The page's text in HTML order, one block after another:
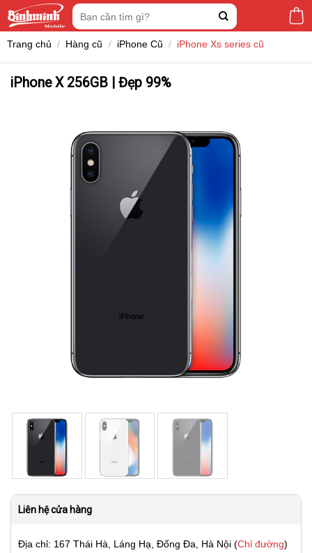
Tìm
kiếm:
Trang chủ / Hàng cũ / iPhone Cũ / iPhone Xs series cũ
iPhone X 256GB | Đẹp 99%
Liên hệ cửa hàng
Địa chỉ: 167 Thái Hà, Láng Hạ, Đống Đa, Hà Nội (Chỉ đường)